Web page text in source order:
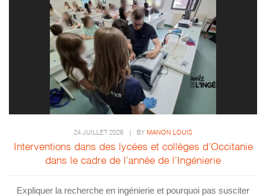
24 JUILLET 2026 BY MANON LOUIS
Interventions dans des lycées et collèges d’Occitanie
dans le cadre de l’année de l’Ingénierie
Expliquer la recherche en ingénierie et pourquoi pas susciter